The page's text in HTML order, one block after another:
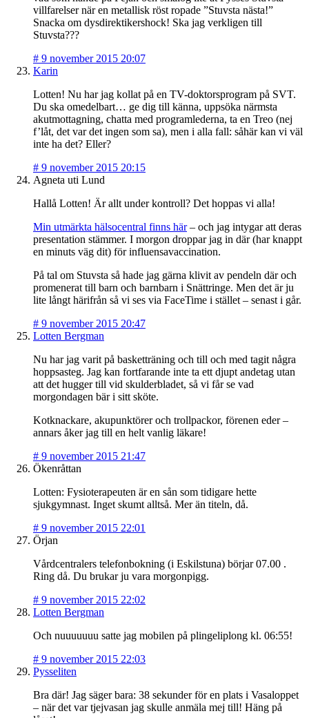
villfarelser när en metallisk röst ropade ”Stuvsta nästa!”
Snacka om dysdirektikershock! Ska jag verkligen till
Stuvsta???
# 9 november 2015 20:07
Karin
Lotten! Nu har jag kollat på en TV-doktorsprogram på SVT.
Du ska omedelbart… ge dig till känna, uppsöka närmsta
akutmottagning, chatta med programlederna, ta en Treo (nej
f’låt, det var det ingen som sa), men i alla fall: såhär kan vi väl
inte ha det? Eller?
# 9 november 2015 20:15
Agneta uti Lund
Hallå Lotten! Är allt under kontroll? Det hoppas vi alla!
Min utmärkta hälsocentral finns här– och jag intygar att deras
presentation stämmer. I morgon droppar jag in där (har knappt
en minuts väg dit) för influensavaccination.
På tal om Stuvsta så hade jag gärna klivit av pendeln där och
promenerat till barn och barnbarn i Snättringe. Men det är ju
lite långt härifrån så vi ses via FaceTime i stället – senast i går.
# 9 november 2015 20:47
Lotten Bergman
Nu har jag varit på basketträning och till och med tagit några
hoppsasteg. Jag kan fortfarande inte ta ett djupt andetag utan
att det hugger till vid skulderbladet, så vi får se vad
morgondagen bär i sitt sköte.
Kotknackare, akupunktörer och trollpackor, förenen eder –
annars åker jag till en helt vanlig läkare!
# 9 november 2015 21:47
Ökenråttan
Lotten: Fysioterapeuten är en sån som tidigare hette
sjukgymnast. Inget skumt alltså. Mer än titeln, då.
# 9 november 2015 22:01
Örjan
Vårdcentralers telefonbokning (i Eskilstuna) börjar 07.00 .
Ring då. Du brukar ju vara morgonpigg.
# 9 november 2015 22:02
Lotten Bergman
Och nuuuuuuu satte jag mobilen på plingeliplong kl. 06:55!
# 9 november 2015 22:03
Pysseliten
Bra där! Jag säger bara: 38 sekunder för en plats i Vasaloppet
– när det var tjejvasan jag skulle anmäla mej till! Häng på